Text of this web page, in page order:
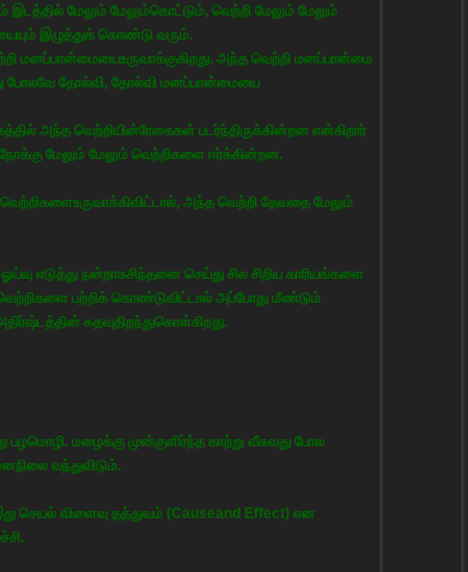
மேலும் மேலும்கொட்டும், வெற்றி மேலும் மேலும்
இழுத்துக் கொண்டு வரும்.
மனப்பான்மையைஉருவாக்குகிறது. அந்த வெற்றி மனப்பான்மை
போலவே தோல்வி, தோல்வி மனப்பான்மையை
அந்த வெற்றியின்ரேகைகள் படர்ந்திருக்கின்றன என்கிறார்
மேலும் மேலும் வெற்றிகளை ஈர்க்கின்றன.
வெற்றிகளைஉருவாக்கிவிட்டால், அந்த வெற்றி தேவதை மேலும்
ஓய்வு எடுத்து நன்றாகசிந்தனை செய்து சில சிறிய காரியங்களை
வெற்றிகளை பற்றிக் கொண்டுவிட்டால் அப்போது மீண்டும்
கதவுதிறந்துகொள்கிறது.
மழைக்கு முன்குளிர்ந்த காற்று வீசுவது போல
வந்துவிடும்.
செயல் விளைவு தத்துவம் (Causeand Effect) என